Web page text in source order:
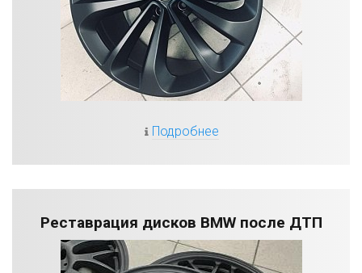
Подробнее
Реставрация дисков BMW после ДТП